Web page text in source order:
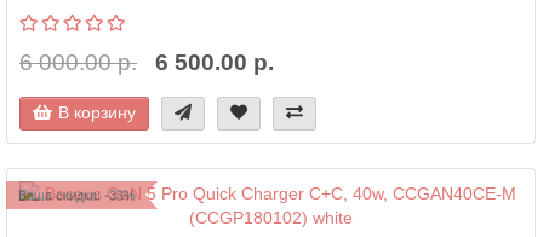
6 000.00 р. 6 500.00 р.
В корзину
Ваша скидка: -33%